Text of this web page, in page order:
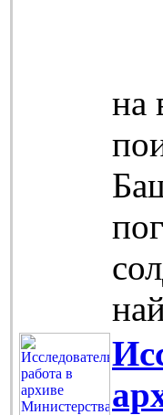
на